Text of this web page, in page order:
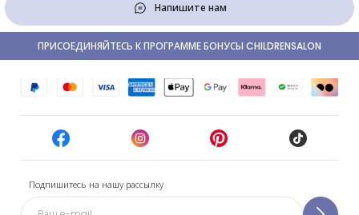
Напишите нам
Подпишитесь на нашу рассылку
ПРИСОЕДИНЯЙТЕСЬ К ПРОГРАММЕ БОНУСЫ CHILDRENSALON